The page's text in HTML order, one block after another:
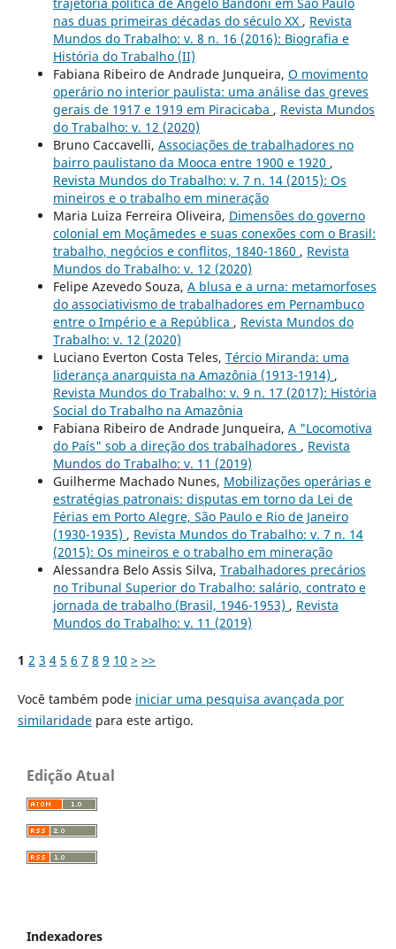
nas duas primeiras décadas do século XX , Revista
Mundos do Trabalho: v. 8 n. 16 (2016): Biografia e
História do Trabalho (II)
Fabiana Ribeiro de Andrade Junqueira, O movimento
operário no interior paulista: uma análise das greves
gerais de 1917 e 1919 em Piracicaba , Revista Mundos
do Trabalho: v. 12 (2020)
Bruno Caccavelli, Associações de trabalhadores no
bairro paulistano da Mooca entre 1900 e 1920 ,
Revista Mundos do Trabalho: v. 7 n. 14 (2015): Os
mineiros e o trabalho em mineração
Maria Luiza Ferreira Oliveira, Dimensões do governo
colonial em Moçâmedes e suas conexões com o Brasil:
trabalho, negócios e conflitos, 1840-1860 , Revista
Mundos do Trabalho: v. 12 (2020)
Felipe Azevedo Souza, A blusa e a urna: metamorfoses
do associativismo de trabalhadores em Pernambuco
entre o Império e a República , Revista Mundos do
Trabalho: v. 12 (2020)
Luciano Everton Costa Teles, Tércio Miranda: uma
liderança anarquista na Amazônia (1913-1914) ,
Revista Mundos do Trabalho: v. 9 n. 17 (2017): História
Social do Trabalho na Amazônia
Fabiana Ribeiro de Andrade Junqueira, A "Locomotiva
do País" sob a direção dos trabalhadores , Revista
Mundos do Trabalho: v. 11 (2019)
Guilherme Machado Nunes, Mobilizações operárias e
estratégias patronais: disputas em torno da Lei de
Férias em Porto Alegre, São Paulo e Rio de Janeiro
(1930-1935) , Revista Mundos do Trabalho: v. 7 n. 14
(2015): Os mineiros e o trabalho em mineração
Alessandra Belo Assis Silva, Trabalhadores precários
no Tribunal Superior do Trabalho: salário, contrato e
jornada de trabalho (Brasil, 1946-1953) , Revista
Mundos do Trabalho: v. 11 (2019)
1 2 3 4 5 6 7 8 9 10 > >>
Você também pode iniciar uma pesquisa avançada por
similaridadepara este artigo.
Edição Atual
Indexadores